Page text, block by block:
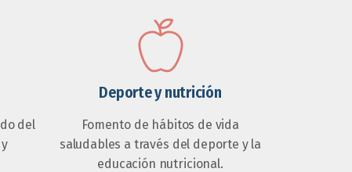
del
Deporte y nutrición
Fomento de hábitos de vida
saludables a través del deporte y la
educación nutricional.